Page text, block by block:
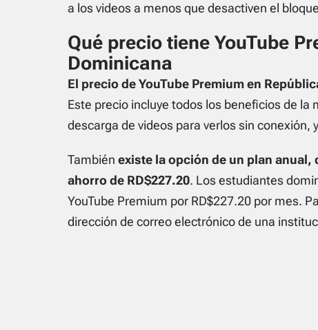
a los videos a menos que desactiven el
Qué precio tiene YouTube
Dominicana
El precio de YouTube Premium en
Este precio incluye todos los beneficios de
descarga de videos para verlos sin conexión,
También existe la opción de un plan anual,
ahorro de RD$227.20. Los estudiantes
YouTube Premium por RD$227.20 por mes.
dirección de correo electrónico de una